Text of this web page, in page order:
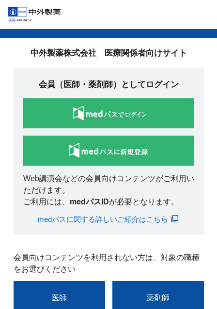
中外製薬株式会社 医療関係者向けサイト
会員（医師・薬剤師）としてログイン
Web講演会などの会員向けコンテンツがご利用い
ただけます。
ご利用には、 medパスIDが必要となります。
medパスに関する詳しいご紹介はこちら
会員向けコンテンツを利用されない方は、対象の職種
をお選びください
医師 薬剤師